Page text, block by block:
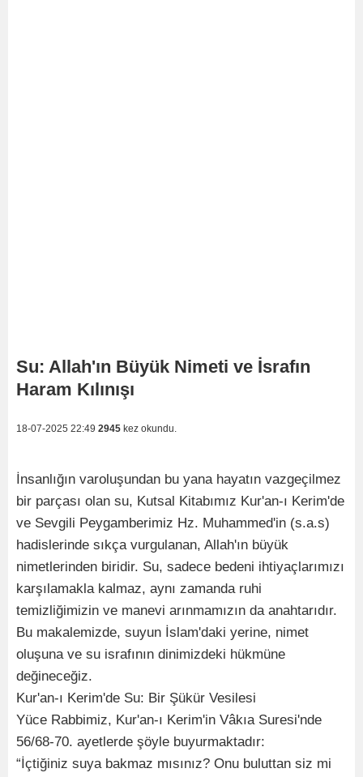
Su: Allah'ın Büyük Nimeti ve İsrafın
Haram Kılınışı
18-07-2025 22:49 2945 kez okundu.
İnsanlığın varoluşundan bu yana hayatın vazgeçilmez
bir parçası olan su, Kutsal Kitabımız Kur'an-ı Kerim'de
ve Sevgili Peygamberimiz Hz. Muhammed'in (s.a.s)
hadislerinde sıkça vurgulanan, Allah'ın büyük
nimetlerinden biridir. Su, sadece bedeni ihtiyaçlarımızı
karşılamakla kalmaz, aynı zamanda ruhi
temizliğimizin ve manevi arınmamızın da anahtarıdır.
Bu makalemizde, suyun İslam'daki yerine, nimet
oluşuna ve su israfının dinimizdeki hükmüne
değineceğiz.
Kur'an-ı Kerim'de Su: Bir Şükür Vesilesi
Yüce Rabbimiz, Kur'an-ı Kerim'in Vâkıa Suresi'nde
56/68-70. ayetlerde şöyle buyurmaktadır:
“İçtiğiniz suya bakmaz mısınız? Onu buluttan siz mi